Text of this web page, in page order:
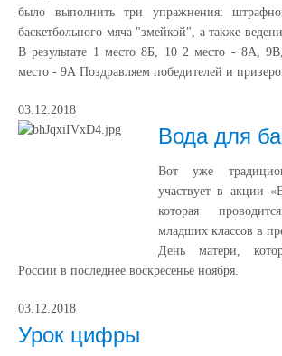
было выполнить три упражнения:
баскетбольного мяча "змейкой", а также
В результате 1 место 8Б, 10 2 место - 8А,
место - 9А Поздравляем победителей и
03.12.2018
Вода для
Вот уже
участвует в акции
которая
младших классов в
День матери,
России в последнее воскресенье ноября.
03.12.2018
Урок цифры